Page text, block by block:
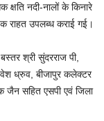
क्षति नदी-नालों के किनारे
राहत उपलब्ध कराई गई।
श्री सुंदरराज पी,
ध्रुव, बीजापुर कलेक्टर
जैन सहित एसपी एवं जिला